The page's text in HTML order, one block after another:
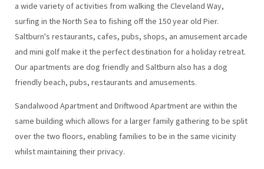
a wide variety of activities from walking the Cleveland Way,
surfing in the North Sea to fishing off the 150 year old Pier.
Saltburn's restaurants, cafes, pubs, shops, an amusement arcade
and mini golf make it the perfect destination for a holiday retreat.
Our apartments are dog friendly and Saltburn also has a dog
friendly beach, pubs, restaurants and amusements.
Sandalwood Apartment and Driftwood Apartment are within the
same building which allows for a larger family gathering to be split
over the two floors, enabling families to be in the same vicinity
whilst maintaining their privacy.